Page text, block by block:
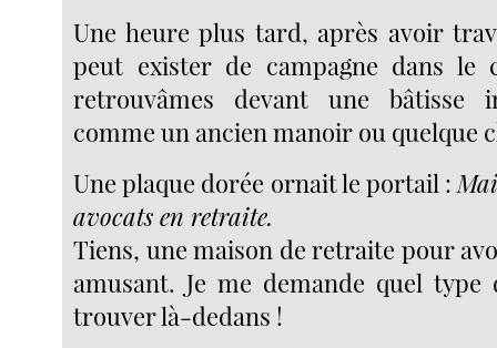
Une heure plus tard, après avoir
peut exister de campagne dans le
retrouvâmes devant une bâtisse
comme un ancien manoir ou quelque
Une plaque dorée ornait le portail :
avocats en retraite.
Tiens, une maison de retraite pour
amusant. Je me demande quel type
trouver là-dedans !